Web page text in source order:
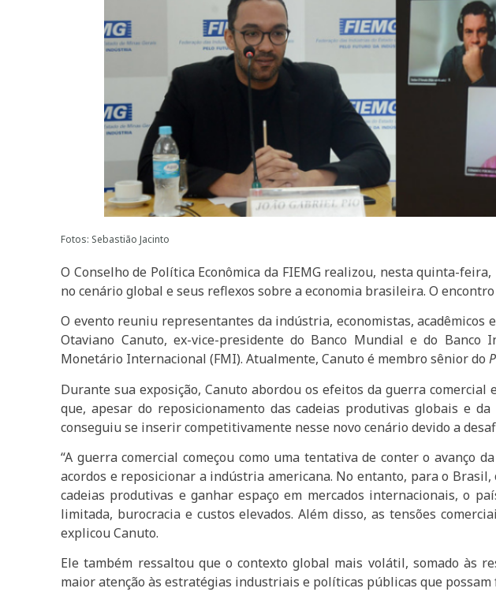
Fotos: Sebastião Jacinto
O Conselho de Política Econômica da FIEMG realizou, nesta quinta-
no cenário global e seus reflexos sobre a economia brasileira. O
O evento reuniu representantes da indústria, economistas, acadêmicos
Otaviano Canuto, ex-vice-presidente do Banco Mundial e do Banco
Monetário Internacional (FMI). Atualmente, Canuto é membro sênior do
Durante sua exposição, Canuto abordou os efeitos da guerra
que, apesar do reposicionamento das cadeias produtivas globais e
conseguiu se inserir competitivamente nesse novo cenário devido a
“A guerra comercial começou como uma tentativa de conter o avanço
acordos e reposicionar a indústria americana. No entanto, para o
cadeias produtivas e ganhar espaço em mercados internacionais, o
limitada, burocracia e custos elevados. Além disso, as tensões
explicou Canuto.
Ele também ressaltou que o contexto global mais volátil, somado às
maior atenção às estratégias industriais e políticas públicas que